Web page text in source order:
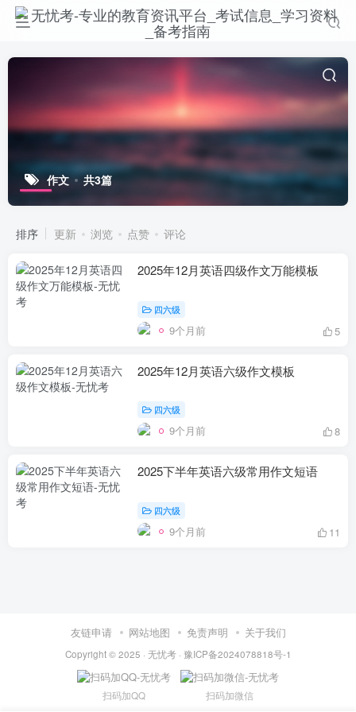
作文 共3篇
排序 更新 浏览 点赞 评论
2025年12月英语四级作文万能模板
四六级
9个月前 5
2025年12月英语六级作文模板
四六级
9个月前 8
2025下半年英语六级常用作文短语
四六级
9个月前 11
友链申请 网站地图 免责声明 关于我们
Copyright © 2025 · 无忧考· 豫ICP备2024078818号-1
扫码加QQ 扫码加微信